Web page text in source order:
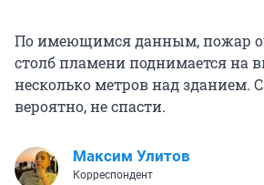
По имеющимся данным, пожар
столб пламени поднимается на
несколько метров над зданием.
вероятно, не спасти.
Максим Улитов
Корреспондент